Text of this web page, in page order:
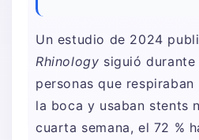
Un estudio de 2024
Rhinology siguió durante
personas que
la boca y usaban stents
cuarta semana, el 72 %